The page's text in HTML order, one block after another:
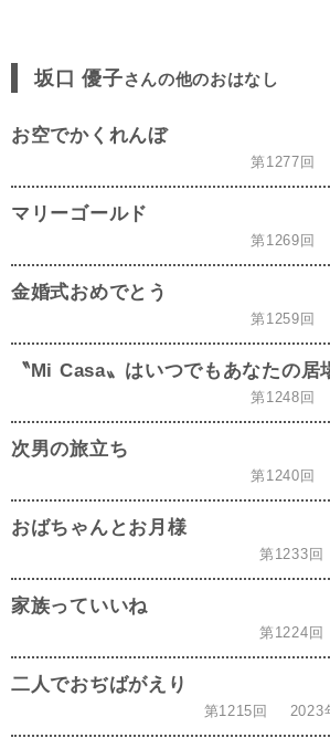
坂口 優子さんの他のおはなし
お空でかくれんぼ
第1277回
マリーゴールド
第1269回
金婚式おめでとう
第1259回
〝Mi Casa〟はいつでもあなたの居
第1248回
次男の旅立ち
第1240回
おばちゃんとお月様
第1233回
家族っていいね
第1224回
二人でおぢばがえり
第1215回 2023